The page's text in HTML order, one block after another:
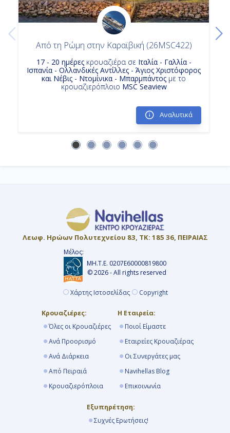
Από τη Ρώμη στην Καραϊβική (26MSC422)
17 - 20 ημέρεςκρουαζιέρα σε Ιταλία - Γαλλία -
Ισπανία - Ολλανδικές Αντίλλες - Άγιος Χριστόφορος
και Νέβις - Ντομίνικα - Μπαρμπάντος με το
κρουαζιερόπλοιο MSC Seaview
Αναλυτικά
Λεωφ. Ηρώων Πολυτεχνείου 83, ΤΚ: 185 36, ΠΕΙΡΑΙΑΣ
Μέλος:
ΜΗ.Τ.Ε. 0207Ε60000819800
© 2026 - All rights reserved
Χάρτης Ιστοσελίδας Copyright
Κρουαζιέρες:
Όλες οι Κρουαζιέρες
Ανά Προορισμό
Ανά Διάρκεια
Από Πειραιά
Κρουαζιερόπλοια
Η Εταιρεία:
Ποιοί Είμαστε
Εταιρείες Κρουαζιέρας
Οι Συνεργάτες μας
Navihellas Blog
Επικοινωνία
Εξυπηρέτηση:
Συχνές Ερωτήσεις!